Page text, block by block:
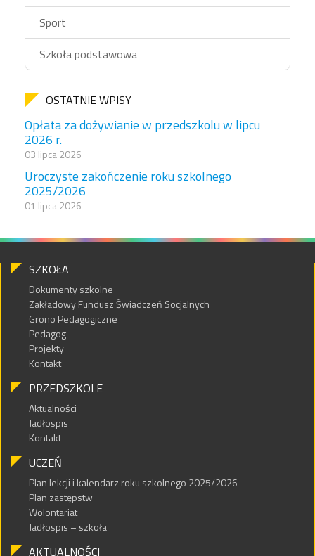
Sport
Szkoła podstawowa
OSTATNIE WPISY
Opłata za dożywianie w przedszkolu w lipcu
2026 r.
03 lipca 2026
Uroczyste zakończenie roku szkolnego
2025/2026
01 lipca 2026
SZKOŁA
Dokumenty szkolne
Zakładowy Fundusz Świadczeń Socjalnych
Grono Pedagogiczne
Pedagog
Projekty
Kontakt
PRZEDSZKOLE
Aktualności
Jadłospis
Kontakt
UCZEŃ
Plan lekcji i kalendarz roku szkolnego 2025/2026
Plan zastępstw
Wolontariat
Jadłospis – szkoła
AKTUALNOŚCI